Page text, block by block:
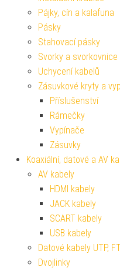
Pájky, cín a kalafuna
Pásky
Stahovací pásky
Svorky a svorkovnice
Uchycení kabelů
Zásuvkové kryty a
Příslušenství
Rámečky
Vypínače
Zásuvky
Koaxiální, datové a AV
AV kabely
HDMI kabely
JACK kabely
SCART kabely
USB kabely
Datové kabely UTP,
Dvojlinky